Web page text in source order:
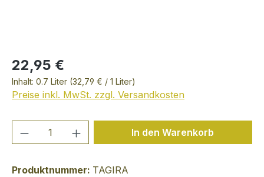
22,95 €
Inhalt: 0.7 Liter (32,79 € / 1 Liter)
Preise inkl. MwSt. zzgl. Versandkosten
Produkt Anzahl: Gib denIn den Warenkorb
Produktnummer: TAGIRA